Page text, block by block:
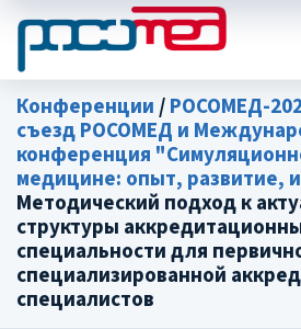
Конференции/РОСОМЕД-
съезд РОСОМЕД и
конференция
медицине: опыт, развитие,
Методический подход к
структуры
специальности для
специализированной
специалистов